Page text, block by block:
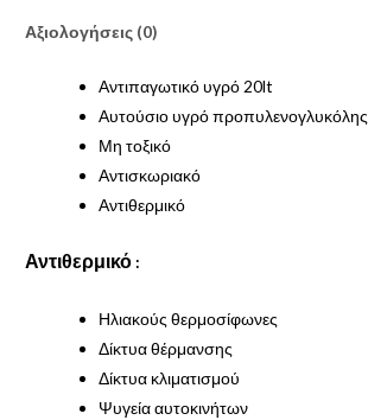
Αξιολογήσεις (0)
Αντιπαγωτικό υγρό 20lt
Αυτούσιο υγρό προπυλενογλυκόλης
Μη τοξικό
Αντισκωριακό
Αντιθερμικό
Αντιθερμικό:
Ηλιακούς θερμοσίφωνες
Δίκτυα θέρμανσης
Δίκτυα κλιματισμού
Ψυγεία αυτοκινήτων